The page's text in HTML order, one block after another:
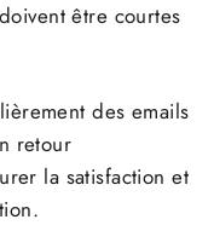
être courtes
des emails
retour
la satisfaction et